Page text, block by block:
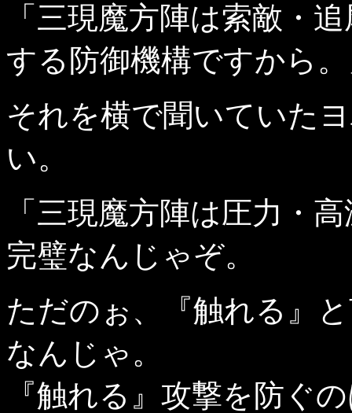
「三現魔方陣は索敵・
する防御機構ですから
それを横で聞いていた
い。
「三現魔方陣は圧力・
完璧なんじゃぞ。
ただのぉ、『触れる』
なんじゃ。
『触れる』攻撃を防ぐ